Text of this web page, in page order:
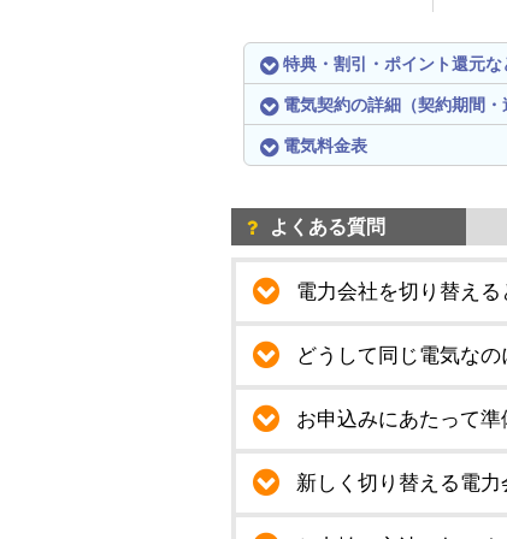
特典・割引・ポイント還元な
電気契約の詳細（契約期間・
電気料金表
よくある質問
電力会社を切り替え
どうして同じ電気な
お申込みにあたって準
新しく切り替える電